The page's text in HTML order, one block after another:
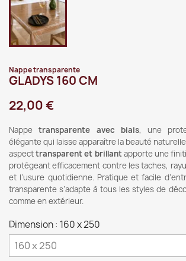
Nappe transparente
GLADYS 160 CM
22,00 €
Nappetransparente avec biais, une
élégante qui laisse apparaître la beauté
aspecttransparent et brillantapporte une
protégeant efficacement contre les taches,
et l’usure quotidienne. Pratique et facile
transparente s’adapte à tous les styles de
comme en extérieur.
Dimension : 160 x 250